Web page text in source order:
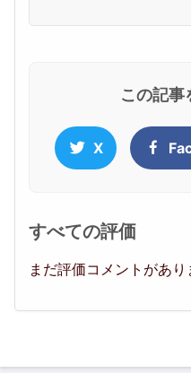
この記事
X
すべての評価
まだ評価コメントがあり